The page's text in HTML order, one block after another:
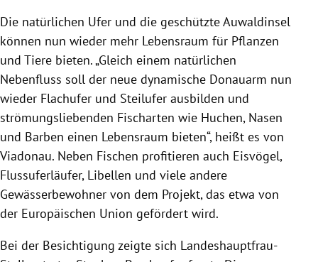
Die natürlichen Ufer und die geschützte Auwaldinsel
können nun wieder mehr Lebensraum für Pflanzen
und Tiere bieten. „Gleich einem natürlichen
Nebenfluss soll der neue dynamische Donauarm nun
wieder Flachufer und Steilufer ausbilden und
strömungsliebenden Fischarten wie Huchen, Nasen
und Barben einen Lebensraum bieten“, heißt es von
Viadonau. Neben Fischen profitieren auch Eisvögel,
Flussuferläufer, Libellen und viele andere
Gewässerbewohner von dem Projekt, das etwa von
der Europäischen Union gefördert wird.
Bei der Besichtigung zeigte sich Landeshauptfrau-